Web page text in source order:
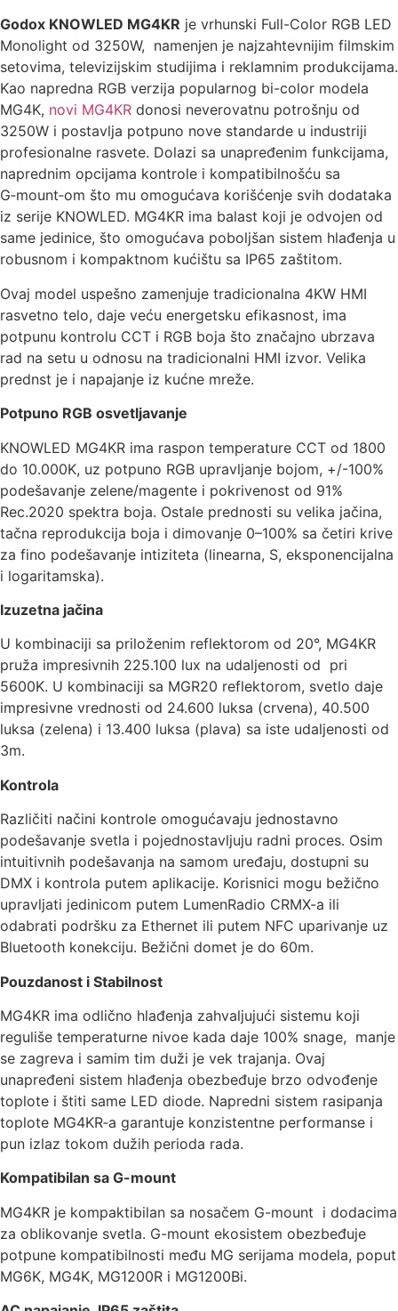
Godox KNOWLED MG4KR je vrhunski Full-Color RGB LED
Monolight od 3250W, namenjen je najzahtevnijim filmskim
setovima, televizijskim studijima i reklamnim produkcijama.
Kao napredna RGB verzija popularnog bi-color modela
MG4K, novi MG4KR donosi neverovatnu potrošnju od
3250W i postavlja potpuno nove standarde u industriji
profesionalne rasvete. Dolazi sa unapređenim funkcijama,
naprednim opcijama kontrole i kompatibilnošću sa
G‑mount‑om što mu omogućava korišćenje svih dodataka
iz serije KNOWLED. MG4KR ima balast koji je odvojen od
same jedinice, što omogućava poboljšan sistem hlađenja u
robusnom i kompaktnom kućištu sa IP65 zaštitom.
Ovaj model uspešno zamenjuje tradicionalna 4KW HMI
rasvetno telo, daje veću energetsku efikasnost, ima
potpunu kontrolu CCT i RGB boja što značajno ubrzava
rad na setu u odnosu na tradicionalni HMI izvor. Velika
prednst je i napajanje iz kućne mreže.
Potpuno RGB osvetljavanje
KNOWLED MG4KR ima raspon temperature CCT od 1800
do 10.000K, uz potpuno RGB upravljanje bojom, +/-100%
podešavanje zelene/magente i pokrivenost od 91%
Rec.2020 spektra boja. Ostale prednosti su velika jačina,
tačna reprodukcija boja i dimovanje 0–100% sa četiri krive
za fino podešavanje intiziteta (linearna, S, eksponencijalna
i logaritamska).
Izuzetna jačina
U kombinaciji sa priloženim reflektorom od 20°, MG4KR
pruža impresivnih 225.100 lux na udaljenosti od pri
5600K. U kombinaciji sa MGR20 reflektorom, svetlo daje
impresivne vrednosti od 24.600 luksa (crvena), 40.500
luksa (zelena) i 13.400 luksa (plava) sa iste udaljenosti od
3m.
Kontrola
Različiti načini kontrole omogućavaju jednostavno
podešavanje svetla i pojednostavljuju radni proces. Osim
intuitivnih podešavanja na samom uređaju, dostupni su
DMX i kontrola putem aplikacije. Korisnici mogu bežično
upravljati jedinicom putem LumenRadio CRMX-a ili
odabrati podršku za Ethernet ili putem NFC uparivanje uz
Bluetooth konekciju. Bežični domet je do 60m.
Pouzdanost i Stabilnost
MG4KR ima odlično hlađenja zahvaljujući sistemu koji
reguliše temperaturne nivoe kada daje 100% snage, manje
se zagreva i samim tim duži je vek trajanja. Ovaj
unapređeni sistem hlađenja obezbeđuje brzo odvođenje
toplote i štiti same LED diode. Napredni sistem rasipanja
toplote MG4KR‑a garantuje konzistentne performanse i
pun izlaz tokom dužih perioda rada.
Kompatibilan sa G-mount
MG4KR je kompaktibilan sa nosačem G-mount i dodacima
za oblikovanje svetla. G-mount ekosistem obezbeđuje
potpune kompatibilnosti među MG serijama modela, poput
MG6K, MG4K, MG1200R i MG1200Bi.